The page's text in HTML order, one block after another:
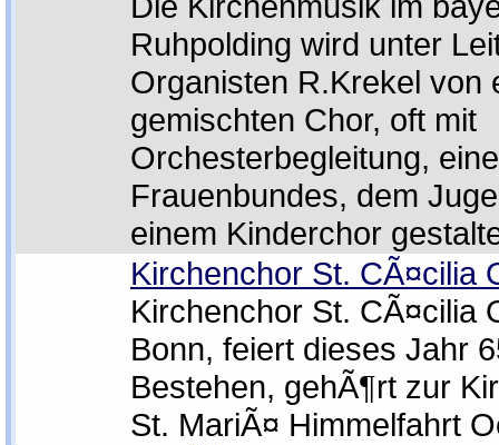
Ruhpolding wird unter
Organisten R.Krekel von
gemischten Chor, oft mit
Orchesterbegleitung,
Frauenbundes, dem
einem Kinderchor
Kirchenchor St. CÃ¤cilia
Kirchenchor St. CÃ¤cilia
Bonn, feiert dieses Jahr
Bestehen, gehÃ¶rt zur
St. MariÃ¤ Himmelfahrt